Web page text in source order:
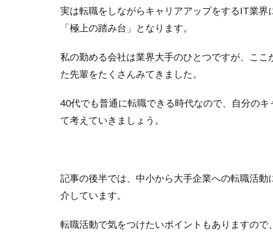
実は転職をしながらキャリアアップをするIT業
「極上の踏み台」となります。
私の勤める会社は業界大手のひとつですが、こ
た先輩をたくさんみてきました。
40代でも普通に転職できる時代なので、自分の
て考えていきましょう。
記事の後半では、中小から大手企業への転職活
介しています。
転職活動で気をつけたいポイントもありますので